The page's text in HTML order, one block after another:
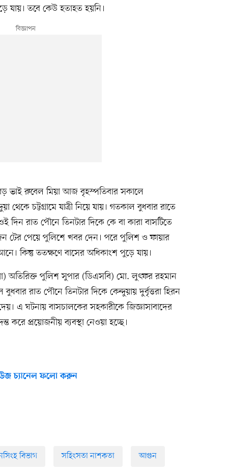
যায়। তবে কেউ হতাহত হয়নি।
বড় ভাই রুবেল মিয়া আজ বৃহস্পতিবার সকালে
থেকে চট্টগ্রামে যাত্রী নিয়ে যায়। গতকাল বুধবার রাতে
ওই দিন রাত পৌনে তিনটার দিকে কে বা কারা বাসটিতে
টের পেয়ে পুলিশে খবর দেন। পরে পুলিশ ও ফায়ার
কিন্তু ততক্ষণে বাসের অধিকাংশ পুড়ে যায়।
অতিরিক্ত পুলিশ সুপার (ডিএসবি) মো. লুৎফর রহমান
রাত পৌনে তিনটার দিকে কেন্দুয়ায় দুর্বৃত্তরা হিরন
এ ঘটনায় বাসচালকের সহকারীকে জিজ্ঞাসাবাদের
করে প্রয়োজনীয় ব্যবস্থা নেওয়া হচ্ছে।
চ্যানেল ফলো করুন
বিভাগ সহিংসতা নাশকতা আগুন